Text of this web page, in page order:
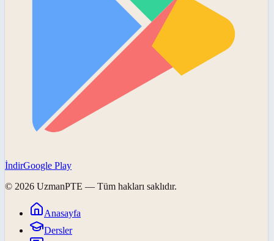
İndirGoogle Play
© 2026 UzmanPTE — Tüm hakları saklıdır.
Anasayfa
Dersler